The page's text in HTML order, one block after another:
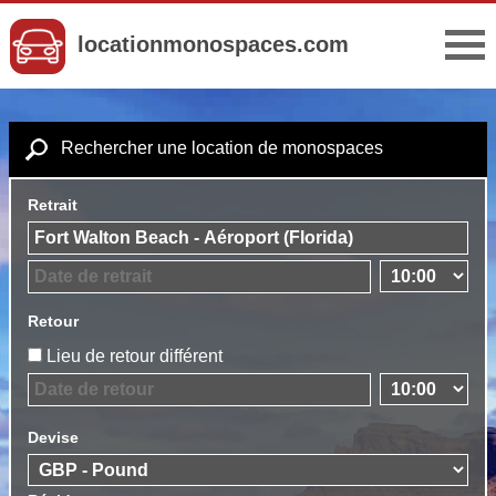
locationmonospaces.com
Rechercher une location de monospaces
Retrait
Retour
Lieu de retour différent
Devise